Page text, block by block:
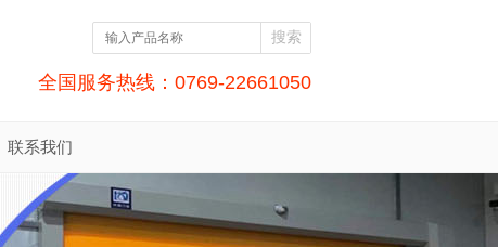
全国服务热线：0769-22661050
联系我们